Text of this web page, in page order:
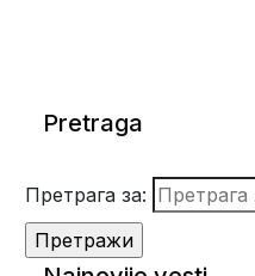
Pretraga
Претрага за: